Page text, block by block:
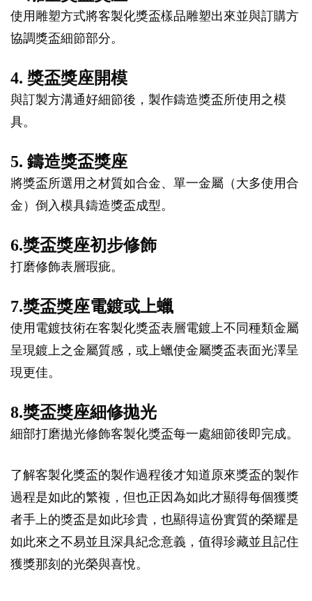
使用雕塑方式將客製化獎盃樣品雕塑出來並與訂購方
協調獎盃細節部分。
4. 獎盃獎座開模
與訂製方溝通好細節後，製作鑄造獎盃所使用之模
具。
5. 鑄造獎盃獎座
將獎盃所選用之材質如合金、單一金屬（大多使用合
金）倒入模具鑄造獎盃成型。
6.獎盃獎座初步修飾
打磨修飾表層瑕疵。
7.獎盃獎座電鍍或上蠟
使用電鍍技術在客製化獎盃表層電鍍上不同種類金屬
呈現鍍上之金屬質感，或上蠟使金屬獎盃表面光澤呈
現更佳。
8.獎盃獎座細修拋光
細部打磨拋光修飾客製化獎盃每一處細節後即完成。
了解客製化獎盃的製作過程後才知道原來獎盃的製作
過程是如此的繁複，但也正因為如此才顯得每個獲獎
者手上的獎盃是如此珍貴，也顯得這份實質的榮耀是
如此來之不易並且深具紀念意義，值得珍藏並且記住
獲獎那刻的光榮與喜悅。